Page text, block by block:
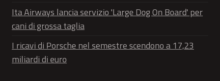
Ita Airways lancia servizio 'Large Dog On Board' per
cani di grossa taglia
I ricavi di Porsche nel semestre scendono a 17,23
miliardi di euro